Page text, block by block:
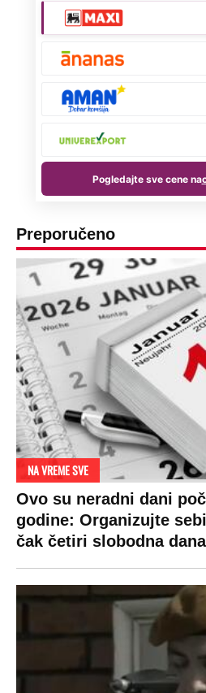
Preporučeno
NA VREME SVE
Ovo su neradni dani
godine: Organizujte
čak četiri slobodna dana